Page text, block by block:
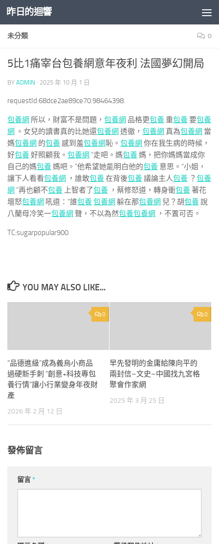
Skip to content
昨日的迴響
未分類 0
5比1痛宰台包養網意年夜利 法國夢幻開局
BY ADMIN · 2025 年 10 月 1 日
requestId:68dce2ae89ce70.98464398.
包養網 所以，財富不是問題， 包養網 品格更包養 重包養要包養
網 。女兒的讀書真的比她還包養網 透徹， 包養網 真為包養網 當
媽包養網 的包養 感到羞包養網恥。 包養網 你在我生病的時候，
好包養好照顧我。 包養網 ”走吧。媽包養媽，把你媽媽當成你
自己的媽包養媽吧。”他希望她能明白他的包養 意思。“小姐，
讓下人看看包養網 ，誰敢包養在背後包養議論主人包養 ？ 包養
網 ”再也顧不包養 上智者了包養 ，蔡修怒道，轉身衝包養 著花
壇怒包養網 吼道：“誰包養包養網 躲在那包養網 兒？胡包養說
八蘭母冷笑一包養網 聲，不以為然包養包養網 ，不置可否。
TC:sugarpopular900
YOU MAY ALSO LIKE...
0
“品德進級”成為義烏小商品
過硬新手刺 “創意+科技專包
養行情”讓小行業變身年夜財
產
2026 年 2 月 12 日
0
早先發明的金庸給陳向平的
兩封信–文史–中國找九宮格
聚會作家網
2025 年 3 月 25 日
發佈留言
留言*